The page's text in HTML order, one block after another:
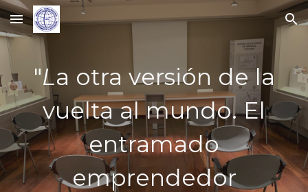
Skip to main content Skip to navigation
"La otra versión de la
vuelta al mundo. El
entramado
emprendedor